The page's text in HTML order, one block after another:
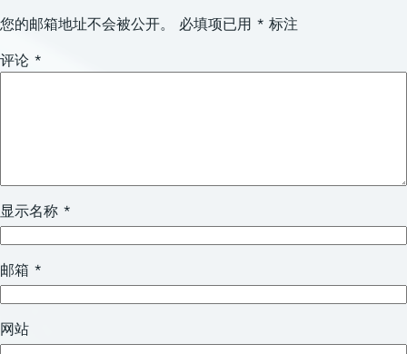
您的邮箱地址不会被公开。 必填项已用 * 标注
评论 *
显示名称 *
邮箱 *
网站